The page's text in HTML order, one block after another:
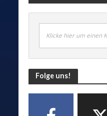
Klicke hier um einen
Folge uns!